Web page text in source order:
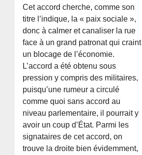
Cet accord cherche, comme son
titre l’indique, la « paix sociale »,
donc à calmer et canaliser la rue
face à un grand patronat qui craint
un blocage de l’économie.
L’accord a été obtenu sous
pression y compris des militaires,
puisqu’une rumeur a circulé
comme quoi sans accord au
niveau parlementaire, il pourrait y
avoir un coup d’État. Parmi les
signataires de cet accord, on
trouve la droite bien évidemment,